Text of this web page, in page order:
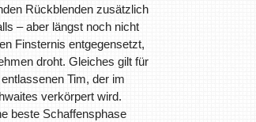
Rückblenden zusätzlich
– aber längst noch nicht
Finsternis entgegensetzt,
droht. Gleiches gilt für
Tim, der im
verkörpert wird.
beste Schaffensphase